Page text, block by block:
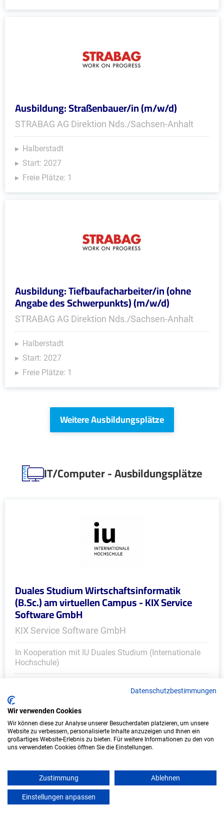
Ausbildung: Straßenbauer/in (m/w/d)
STRABAG AG Direktion Nds./Sachsen-Anhalt
Halberstadt
Start: 2027
Freie Plätze: 1
Ausbildung: Tiefbaufacharbeiter/in (ohne
Angabe des Schwerpunkts) (m/w/d)
STRABAG AG Direktion Nds./Sachsen-Anhalt
Halberstadt
Start: 2027
Freie Plätze: 1
Weitere Ausbildungsplätze
IT/Computer - Ausbildungsplätze
Duales Studium Wirtschaftsinformatik
(B.Sc.) am virtuellen Campus - KIX Service
Software GmbH
KIX Service Software GmbH
In Kooperation mit IU Duales Studium (Internationale
Hochschule)
Freie Plätze: 1
Datenschutzbestimmungen
Wir verwenden Cookies
Wir können diese zur Analyse unserer Besucherdaten platzieren, um unsere
Website zu verbessern, personalisierte Inhalte anzuzeigen und Ihnen ein
großartiges Website-Erlebnis zu bieten. Für weitere Informationen zu den von
uns verwendeten Cookies öffnen Sie die Einstellungen.
Zustimmung Ablehnen
Einstellungen anpassen